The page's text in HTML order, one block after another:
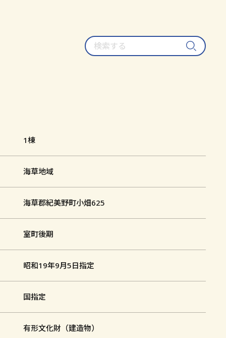
検
索
野上八幡宮摂社平野今木神社本殿
1棟
海草地域
海草郡紀美野町小畑625
室町後期
昭和19年9月5日指定
国指定
有形文化財（建造物）